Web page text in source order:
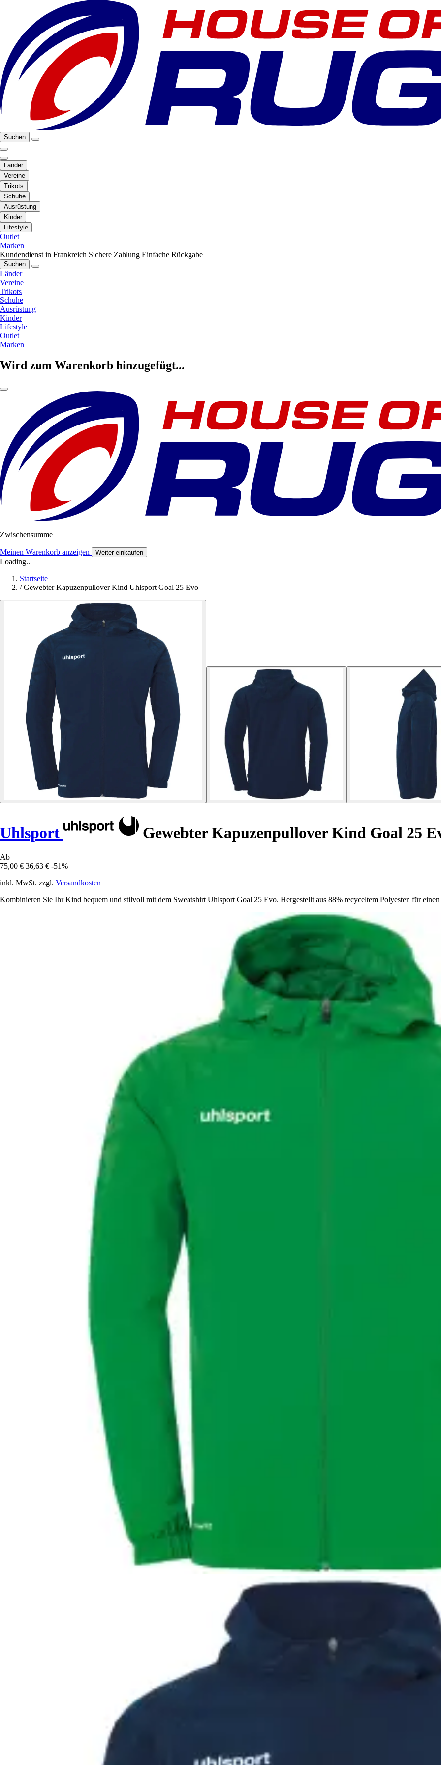
Suchen
Länder
Vereine
Trikots
Schuhe
Ausrüstung
Kinder
Lifestyle
Outlet
Marken
Kundendienst in Frankreich Sichere Zahlung Einfache Rückgabe
Suchen
Länder
Vereine
Trikots
Schuhe
Ausrüstung
Kinder
Lifestyle
Outlet
Marken
Wird zum Warenkorb hinzugefügt...
Zwischensumme
Meinen Warenkorb anzeigen Weiter einkaufen
Loading...
Startseite
/ Gewebter Kapuzenpullover Kind Uhlsport Goal 25 Evo
Uhlsport Gewebter Kapuzenpullover Kind Goal 25
Ab
75,00 € 36,63 € -51%
inkl. MwSt. zzgl. Versandkosten
Kombinieren Sie Ihr Kind bequem und stilvoll mit dem Sweatshirt Uhlsport Goal 25 Evo. Hergestellt aus 88% recyceltem Polyester, für